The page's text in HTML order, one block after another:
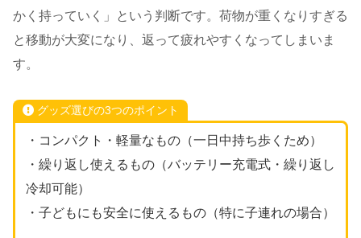
かく持っていく」という判断です。荷物が重くなりすぎる
と移動が大変になり、返って疲れやすくなってしまいま
す。
グッズ選びの3つのポイント
・コンパクト・軽量なもの（一日中持ち歩くため）
・繰り返し使えるもの（バッテリー充電式・繰り返し
冷却可能）
・子どもにも安全に使えるもの（特に子連れの場合）